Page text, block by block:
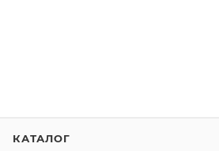
КАТАЛОГ